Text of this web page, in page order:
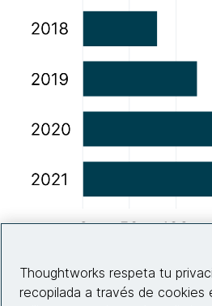
Fuente: Institute for Human-
University, April 2023
Thoughtworks respeta tu
recopilada a través de cookies